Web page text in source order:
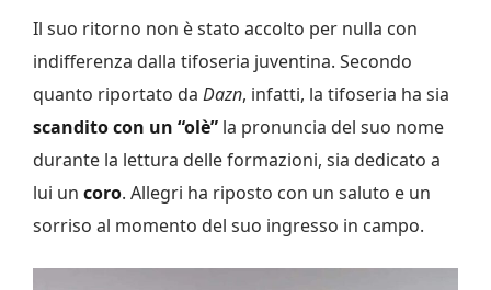
Il suo ritorno non è stato accolto per nulla con
indifferenza dalla tifoseria juventina. Secondo
quanto riportato da Dazn, infatti, la tifoseria ha sia
scandito con un “olè” la pronuncia del suo nome
durante la lettura delle formazioni, sia dedicato a
lui un coro. Allegri ha riposto con un saluto e un
sorriso al momento del suo ingresso in campo.